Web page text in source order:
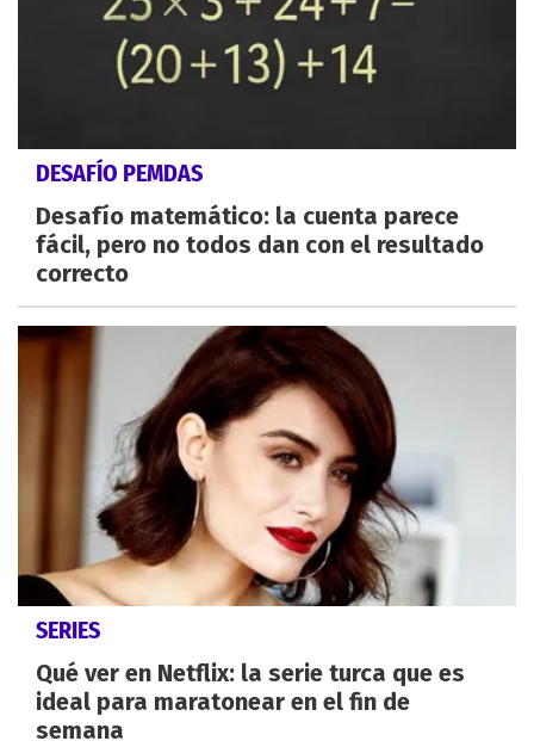
DESAFÍO PEMDAS
Desafío matemático: la cuenta parece
fácil, pero no todos dan con el resultado
correcto
SERIES
Qué ver en Netflix: la serie turca que es
ideal para maratonear en el fin de
semana